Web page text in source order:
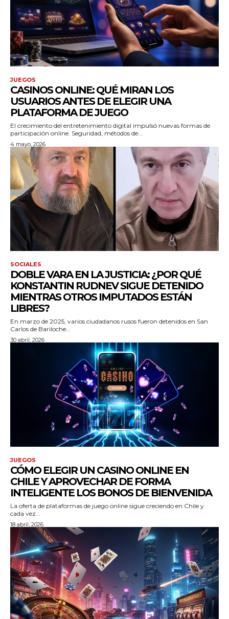
JUEGOS
CASINOS ONLINE: QUÉ MIRAN LOS
USUARIOS ANTES DE ELEGIR UNA
PLATAFORMA DE JUEGO
El crecimiento del entretenimiento digital impulsó nuevas formas de
participación online. Seguridad, métodos de...
4 mayo, 2026
SOCIALES
DOBLE VARA EN LA JUSTICIA: ¿POR QUÉ
KONSTANTIN RUDNEV SIGUE DETENIDO
MIENTRAS OTROS IMPUTADOS ESTÁN
LIBRES?
En marzo de 2025, varios ciudadanos rusos fueron detenidos en San
Carlos de Bariloche...
30 abril, 2026
JUEGOS
CÓMO ELEGIR UN CASINO ONLINE EN
CHILE Y APROVECHAR DE FORMA
INTELIGENTE LOS BONOS DE BIENVENIDA
La oferta de plataformas de juego online sigue creciendo en Chile y
cada vez...
18 abril, 2026